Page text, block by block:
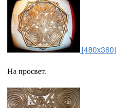
[480x360]
На просвет.